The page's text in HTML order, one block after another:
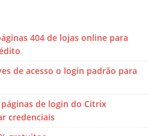
404 de lojas online para
de acesso o login padrão para
de login do Citrix
credenciais